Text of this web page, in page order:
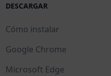
DESCARGAR
Cómo instalar
Google Chrome
Microsoft Edge